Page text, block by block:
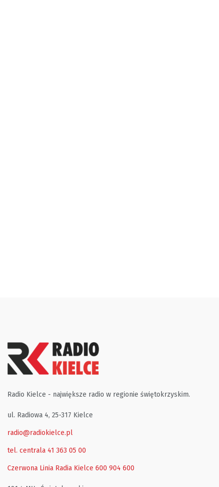
Radio Kielce - największe radio w regionie świętokrzyskim.
ul. Radiowa 4, 25-317 Kielce
radio@radiokielce.pl
tel. centrala 41 363 05 00
Czerwona Linia Radia Kielce 600 904 600